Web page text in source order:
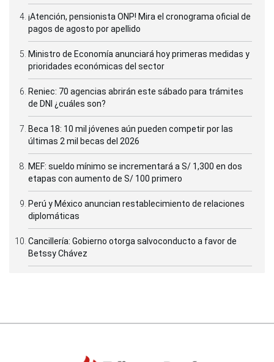
¡Atención, pensionista ONP! Mira el cronograma oficial de
pagos de agosto por apellido
Ministro de Economía anunciará hoy primeras medidas y
prioridades económicas del sector
Reniec: 70 agencias abrirán este sábado para trámites
de DNI ¿cuáles son?
Beca 18: 10 mil jóvenes aún pueden competir por las
últimas 2 mil becas del 2026
MEF: sueldo mínimo se incrementará a S/ 1,300 en dos
etapas con aumento de S/ 100 primero
Perú y México anuncian restablecimiento de relaciones
diplomáticas
Cancillería: Gobierno otorga salvoconducto a favor de
Betssy Chávez